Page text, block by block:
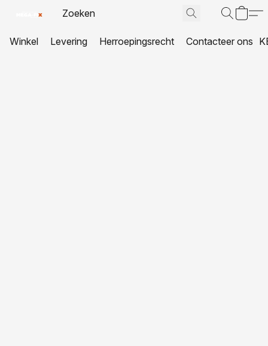
Winkel Levering Herroepingsrecht Contacteer ons